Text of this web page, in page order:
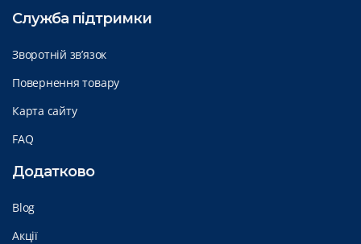
Служба підтримки
Зворотній зв’язок
Повернення товару
Карта сайту
FAQ
Додатково
Blog
Акції